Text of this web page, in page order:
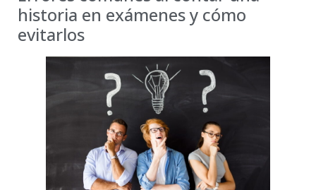
historia en exámenes y cómo
evitarlos